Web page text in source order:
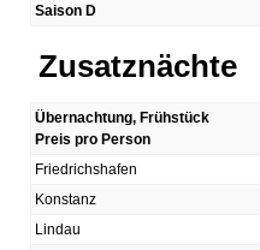
Saison D
Zusatznächte
Übernachtung, Frühstück
Preis pro Person
Friedrichshafen
Konstanz
Lindau